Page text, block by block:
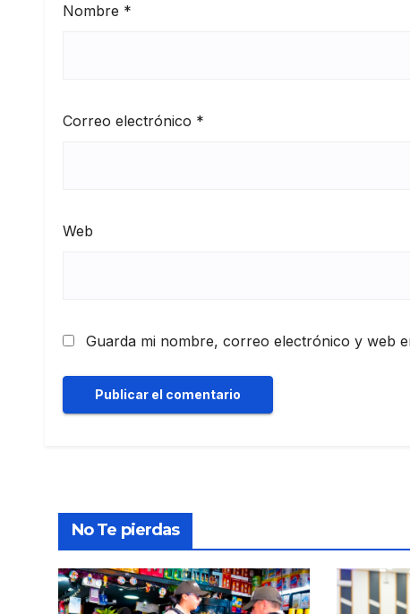
Nombre *
Correo electrónico *
Web
Guarda mi nombre, correo electrónico y web
No Te pierdas